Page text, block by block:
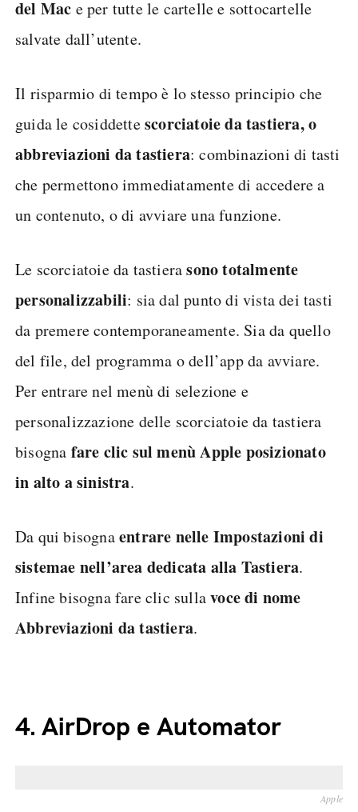
del Mac e per tutte le cartelle e sottocartelle
salvate dall’utente.
Il risparmio di tempo è lo stesso principio che
guida le cosiddettescorciatoie da tastiera, o
abbreviazioni da tastiera: combinazioni di tasti
che permettono immediatamente di accedere a
un contenuto, o di avviare una funzione.
Le scorciatoie da tastierasono totalmente
personalizzabili: sia dal punto di vista dei tasti
da premere contemporaneamente. Sia da quello
del file, del programma o dell’app da avviare.
Per entrare nel menù di selezione e
personalizzazione delle scorciatoie da tastiera
bisogna fare clic sul menù Apple posizionato
in alto a sinistra.
Da qui bisognaentrare nelle Impostazioni di
sistemae nell’area dedicata alla Tastiera.
Infine bisogna fare clic sullavoce di nome
Abbreviazioni da tastiera.
4. AirDrop e Automator
Apple